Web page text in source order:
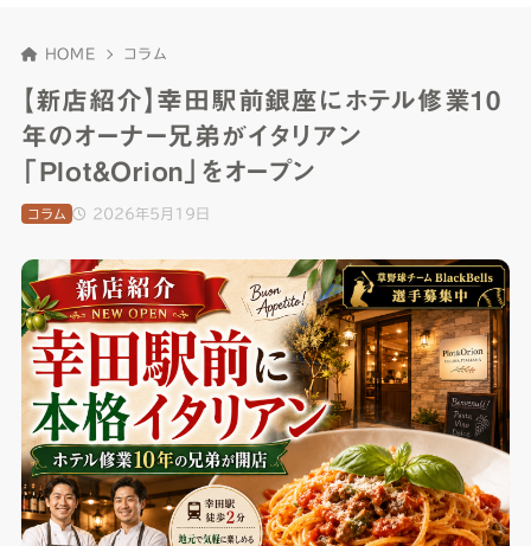
HOME コラム
【新店紹介】幸田駅前銀座にホテル修業10
年のオーナー兄弟がイタリアン
「Plot&Orion」をオープン
2026年5月19日
コラム